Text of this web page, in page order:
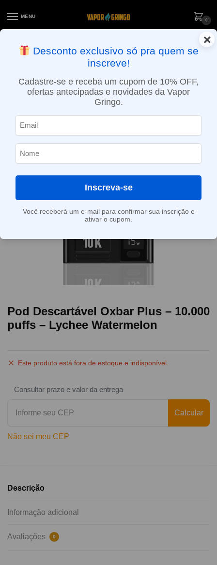
MENU
0
ENTREGA NO MESMO DIA EM SÃO PAULO (SEG A SEX): PEDIDOS
APROVADOS ATÉ 15:30 VIA MOTOBOY
Pod Descartável Oxbar Plus – 10.000
puffs – Lychee Watermelon
Este produto está fora de estoque e indisponível.
Consultar prazo e valor da entrega
Calcular
Não sei meu CEP
Descrição
Informação adicional
Avaliações 0
×
Desconto exclusivo só pra quem se
inscreve!
Cadastre-se e receba um cupom de 10% OFF,
ofertas antecipadas e novidades da Vapor
Gringo.
Inscreva-se
Você receberá um e-mail para confirmar sua inscrição e
ativar o cupom.